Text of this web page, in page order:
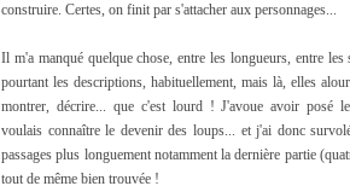
construire. Certes, on finit par s'attacher aux personnages...
Il m'a manqué quelque chose, entre les longueurs, entre
pourtant les descriptions, habituellement, mais là, elles
montrer, décrire... que c'est lourd ! J'avoue avoir posé
voulais connaître le devenir des loups... et j'ai donc
passages plus longuement notamment la dernière partie
tout de même bien trouvée !